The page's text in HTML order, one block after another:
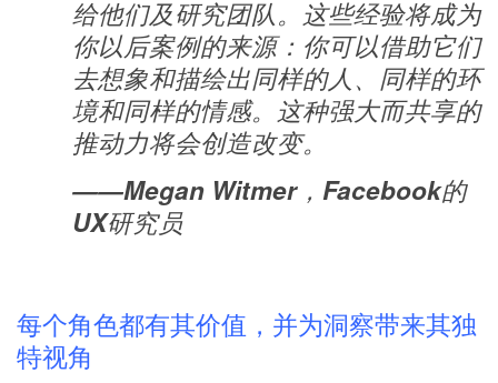
给他们及研究团队。这些经验将成为
你以后案例的来源：你可以借助它们
去想象和描绘出同样的人、同样的环
境和同样的情感。这种强大而共享的
推动力将会创造改变。
——Megan Witmer，Facebook的
UX研究员
每个角色都有其价值，并为洞察带来其独
特视角